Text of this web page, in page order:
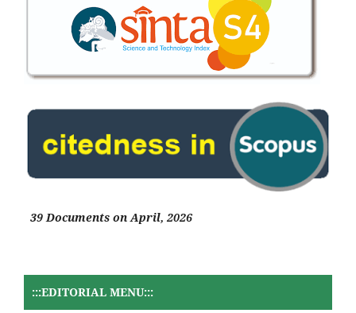
39 Documents on April, 2026
:::EDITORIAL MENU:::